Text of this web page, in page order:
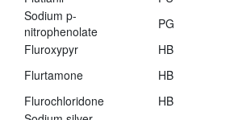
Sodium p-
nitrophenolate
PG
Fluroxypyr
HB
Flurtamone
HB
Flurochloridone
HB